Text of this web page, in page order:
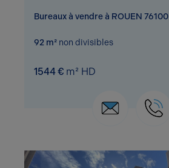
Bureaux à vendre à ROUEN 76100
92 m² non divisibles
1544 € m² HD